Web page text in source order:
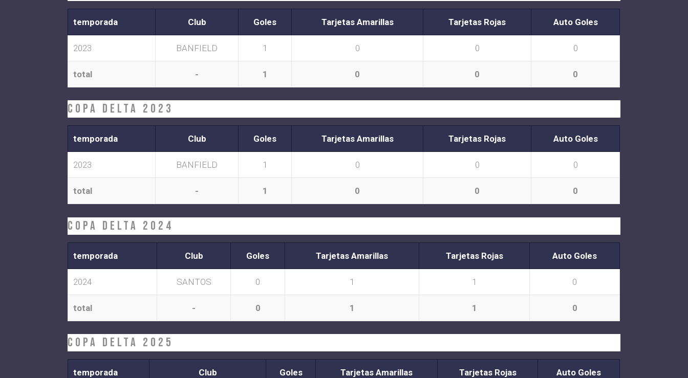
temporada Club Goles Tarjetas Amarillas Tarjetas Rojas Auto Goles
2023 BANFIELD 1 0 0 0
total - 1 0 0 0
COPA DELTA 2023
temporada Club Goles Tarjetas Amarillas Tarjetas Rojas Auto Goles
2023 BANFIELD 1 0 0 0
total - 1 0 0 0
COPA DELTA 2024
temporada Club Goles Tarjetas Amarillas Tarjetas Rojas Auto Goles
2024 SANTOS 0 1 1 0
total - 0 1 1 0
COPA DELTA 2025
temporada Club Goles Tarjetas Amarillas Tarjetas Rojas Auto Goles